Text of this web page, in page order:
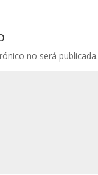
no será publicada.